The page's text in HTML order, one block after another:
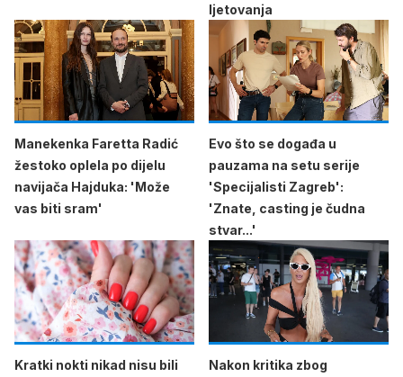
ljetovanja
Manekenka Faretta Radić
žestoko oplela po dijelu
navijača Hajduka: 'Može
vas biti sram'
Evo što se događa u
pauzama na setu serije
'Specijalisti Zagreb':
'Znate, casting je čudna
stvar...'
Kratki nokti nikad nisu bili
Nakon kritika zbog